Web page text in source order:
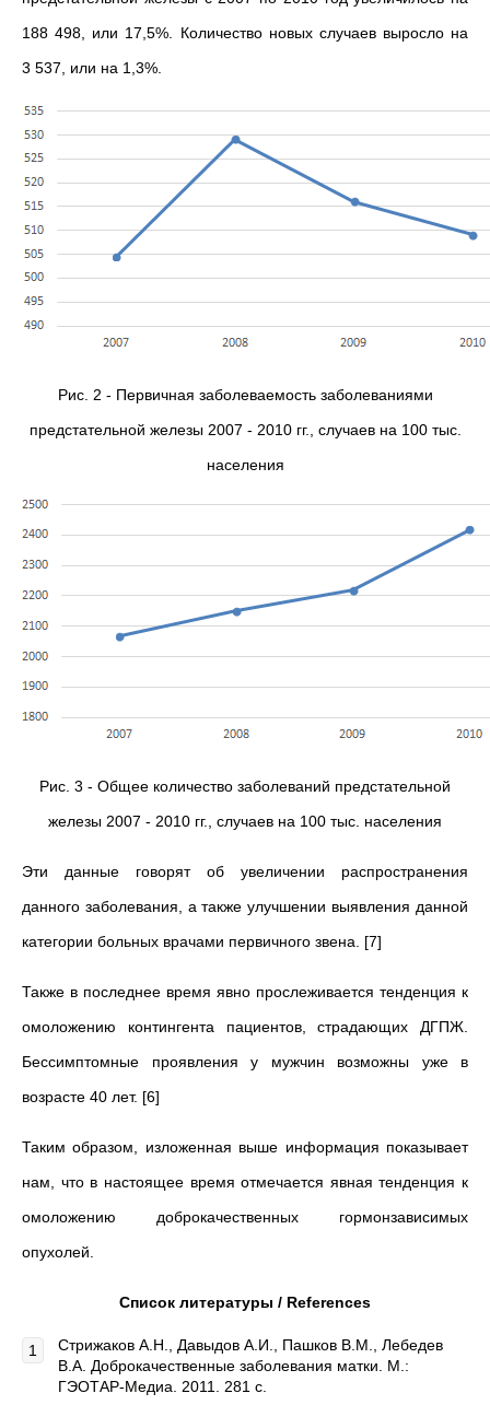
188 498, или 17,5%. Количество новых случаев выросло на
3 537, или на 1,3%.
Рис. 2 - Первичная заболеваемость заболеваниями
предстательной железы 2007 - 2010 гг., случаев на 100 тыс.
населения
Рис. 3 - Общее количество заболеваний предстательной
железы 2007 - 2010 гг., случаев на 100 тыс. населения
Эти данные говорят об увеличении распространения
данного заболевания, а также улучшении выявления данной
категории больных врачами первичного звена. [7]
Также в последнее время явно прослеживается тенденция к
омоложению контингента пациентов, страдающих ДГПЖ.
Бессимптомные проявления у мужчин возможны уже в
возрасте 40 лет. [6]
Таким образом, изложенная выше информация показывает
нам, что в настоящее время отмечается явная тенденция к
омоложению доброкачественных гормонзависимых
опухолей.
Список литературы / References
Стрижаков А.Н., Давыдов А.И., Пашков В.М., Лебедев
В.А. Доброкачественные заболевания матки. М.:
ГЭОТАР-Медиа. 2011. 281 с.